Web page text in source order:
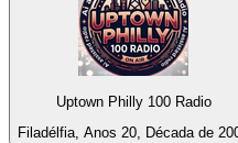
Uptown Philly 100 Radio
Filadélfia, Anos 20, Década de